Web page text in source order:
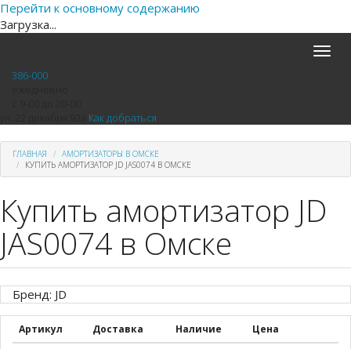
Перейти к основному содержанию
Загрузка...
Toggle
386-000
Как добраться
ГЛАВНАЯ
АМОРТИЗАТОРЫ В ОМСКЕ
КУПИТЬ АМОРТИЗАТОР JD JAS0074 В ОМСКЕ
Купить амортизатор JD
JAS0074 в Омске
Бренд: JD
Артикул Доставка Наличие Цена